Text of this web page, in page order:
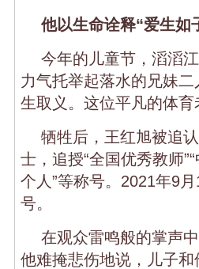
他以生命诠释“爱生如
今年的儿童节，滔滔
力气托举起落水的兄妹
生取义。这位平凡的体
牺牲后，王红旭被追
士，追授“全国优秀教师
个人”等称号。2021年9
号。
在观众雷鸣般的掌声
他难掩悲伤地说，儿子